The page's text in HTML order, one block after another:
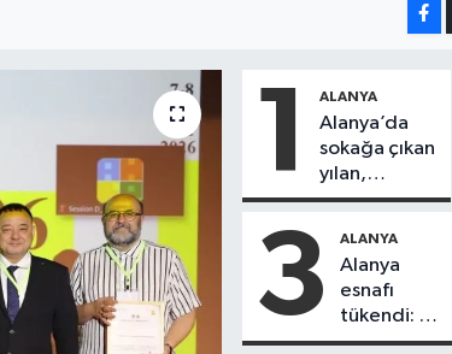
1 ALANYA
Alanya’da
sokağa çıkan
yılan,
vatandaşı
3 ALANYA
Alanya
esnafı
tükendi: 1
ayda 150